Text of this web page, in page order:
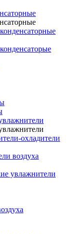
охладители
воздуха
увлажнители